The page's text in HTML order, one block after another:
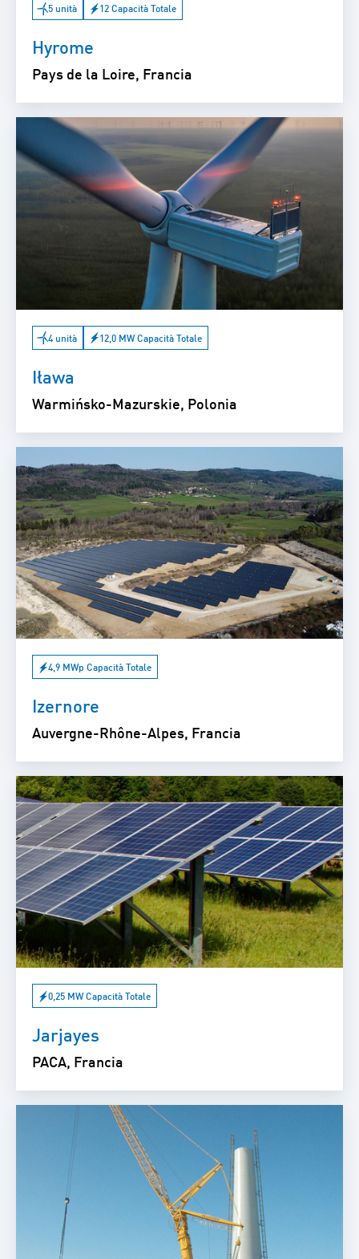
5 unità 12 Capacità Totale
Hyrome
Pays de la Loire, Francia
4 unità 12,0 MW Capacità Totale
Iława
Warmińsko-Mazurskie, Polonia
4,9 MWp Capacità Totale
Izernore
Auvergne-Rhône-Alpes, Francia
0,25 MW Capacità Totale
Jarjayes
PACA, Francia